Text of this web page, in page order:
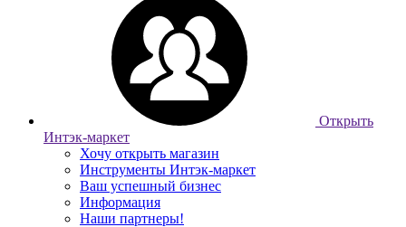
Открыть
Интэк-маркет
Хочу открыть магазин
Инструменты Интэк-маркет
Ваш успешный бизнес
Информация
Наши партнеры!